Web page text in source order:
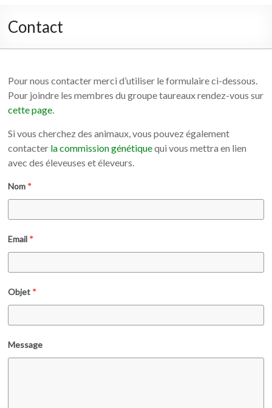
Contact
Pour nous contacter merci d’utiliser le formulaire ci-dessous.
Pour joindre les membres du groupe taureaux rendez-vous sur
cette page.
Si vous cherchez des animaux, vous pouvez également
contacter la commission génétiquequi vous mettra en lien
avec des éleveuses et éleveurs.
Nom *
Email *
Objet *
Message